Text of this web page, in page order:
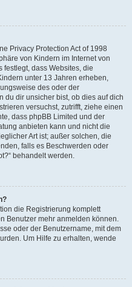
Privacy Protection Act of 1998
von Kindern im Internet von
festlegt, dass Websites, die
unter 13 Jahren erheben,
des oder der
du dir unsicher bist, ob dies auf dich
versuchst, zutrifft, ziehe einen
dass phpBB Limited und der
anbieten kann und nicht die
Art ist; außer solchen, die
falls es Beschwerden oder
behandelt werden.
die Registrierung komplett
Benutzer mehr anmelden können.
oder der Benutzername, mit dem
Um Hilfe zu erhalten, wende